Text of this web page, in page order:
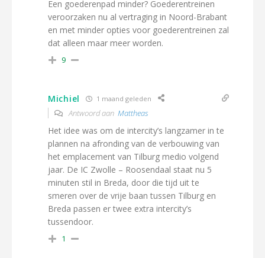
Een goederenpad minder? Goederentreinen
veroorzaken nu al vertraging in Noord-Brabant
en met minder opties voor goederentreinen zal
dat alleen maar meer worden.
9
Michiel 1 maand geleden
Antwoord aan Mattheas
Het idee was om de intercity’s langzamer in te
plannen na afronding van de verbouwing van
het emplacement van Tilburg medio volgend
jaar. De IC Zwolle – Roosendaal staat nu 5
minuten stil in Breda, door die tijd uit te
smeren over de vrije baan tussen Tilburg en
Breda passen er twee extra intercity’s
tussendoor.
1